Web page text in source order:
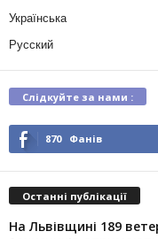
Українська
Русский
Слідкуйте за нами :
870 Фанів
Останні публікації
На Львівщині 189